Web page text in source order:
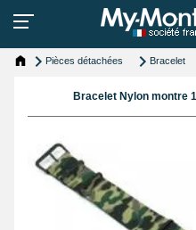
Pièces détachées Bracelet
Bracelet Nylon montre